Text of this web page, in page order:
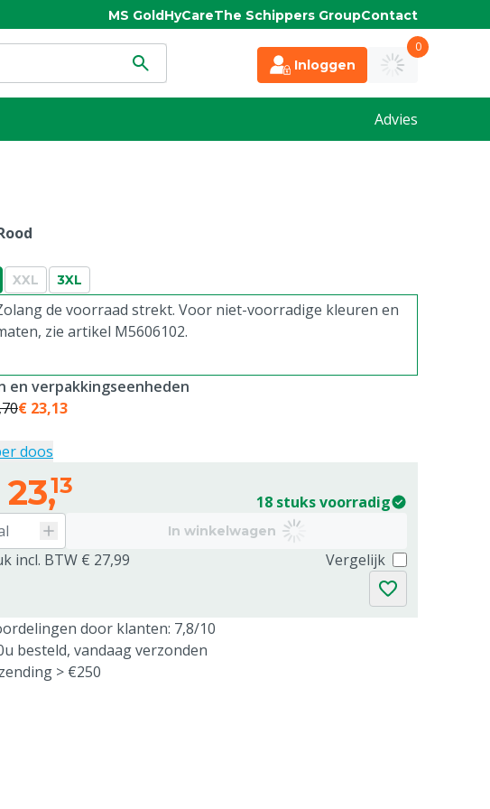
MS GoldHyCareThe Schippers GroupContact
Inloggen
0
Advies
XXL 3XL
de voorraad strekt. Voor niet-voorradige kleuren en
zie artikel M5606102.
23,13
18 stuks voorradig
In winkelwagen
incl. BTW € 27,99 Vergelijk
en verpakkingseenheden
€ 23,13
doos
door klanten: 7,8/10
besteld, vandaag verzonden
> €250